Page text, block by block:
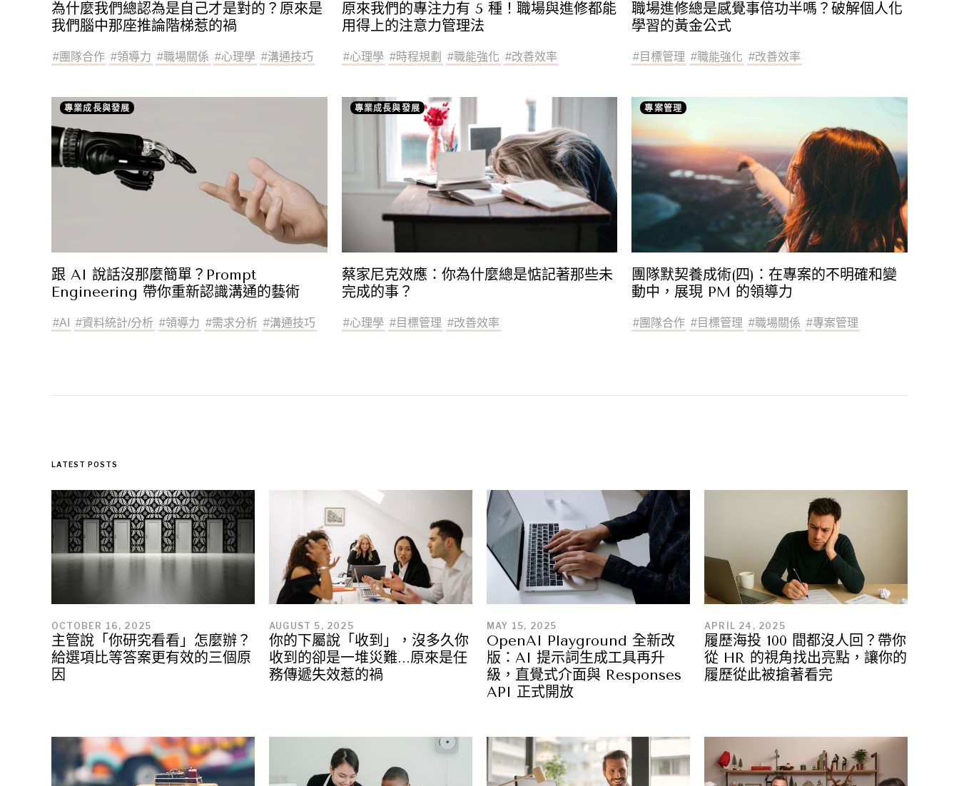
為什麼我們總認為是自己才是對的？原來是
我們腦中那座推論階梯惹的禍
#團隊合作 #領導力 #職場關係 #心理學 #溝通技巧
原來我們的專注力有 5 種！職場與進修都能
用得上的注意力管理法
#心理學 #時程規劃 #職能強化 #改善效率
職場進修總是感覺事倍功半嗎？破解個人化
學習的黃金公式
#目標管理 #職能強化 #改善效率
專業成長與發展
跟 AI 說話沒那麼簡單？Prompt
Engineering 帶你重新認識溝通的藝術
#AI #資料統計/分析 #領導力 #需求分析 #溝通技巧
專業成長與發展
蔡家尼克效應：你為什麼總是惦記著那些未
完成的事？
#心理學 #目標管理 #改善效率
專案管理
團隊默契養成術(四)：在專案的不明確和變
動中，展現 PM 的領導力
#團隊合作 #目標管理 #職場關係 #專案管理
LATEST POSTS
OCTOBER 16, 2025
主管說「你研究看看」怎麼辦？
給選項比等答案更有效的三個原
因
AUGUST 5, 2025
你的下屬說「收到」，沒多久你
收到的卻是一堆災難...原來是任
務傳遞失效惹的禍
MAY 15, 2025
OpenAI Playground 全新改
版：AI 提示詞生成工具再升
級，直覺式介面與 Responses
API 正式開放
APRIL 24, 2025
履歷海投 100 間都沒人回？帶你
從 HR 的視角找出亮點，讓你的
履歷從此被搶著看完